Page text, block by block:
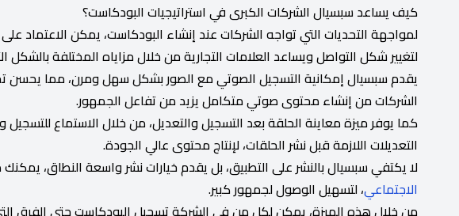
كيف يساعد سبسيال الشركات الكبرى في استراتيجيات البودكاست؟
لمواجهة التحديات التي تواجه الشركات عند إنشاء البودكاست، يمكن الاعتماد
لتغيير شكل التواصل ويساعد العلامات التجارية من خلال مزاياه المختلفة بالشكل
يقدم سبسيال إمكانية التسجيل الصوتي مع الصور بشكل سهل ومرن، مما يحسن
الشركات من إنشاء محتوى صوتي متكامل يزيد من تفاعل الجمهور.
كما يوفر ميزة معاينة الحلقة بعد التسجيل والتعديل، من خلال الاستماع
التعديلات اللازمة قبل نشر الحلقات، لإنتاج محتوى عالي الجودة.
لا يكتفي سبسيال بالنشر على التطبيق، بل يقدم خيارات نشر واسعة النطاق،
الاجتماعي، لتسهيل الوصول لجمهور كبير.